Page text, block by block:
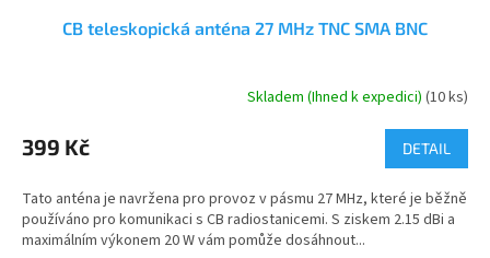
CB teleskopická anténa 27 MHz TNC SMA BNC
produktu
je
z
5
hvězdiček.
Skladem (Ihned k expedici)(10 ks)
399 Kč DETAIL
Tato anténa je navržena pro provoz v pásmu 27 MHz, které je běžně
používáno pro komunikaci s CB radiostanicemi. S ziskem 2.15 dBi a
maximálním výkonem 20 W vám pomůže dosáhnout...